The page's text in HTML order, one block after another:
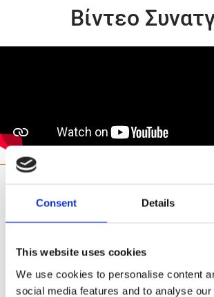
Consent Details
This website uses cookies
We use cookies to personalise content
social media features and to analyse
Βίντεο
Φτιαγμένο με